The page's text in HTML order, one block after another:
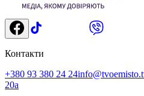
Контакти
+380 93 380 24 24
20а